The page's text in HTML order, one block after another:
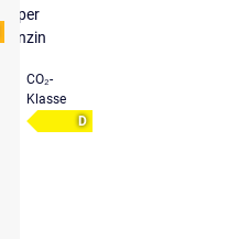
Super
Benzin
CO₂-
Klasse
D